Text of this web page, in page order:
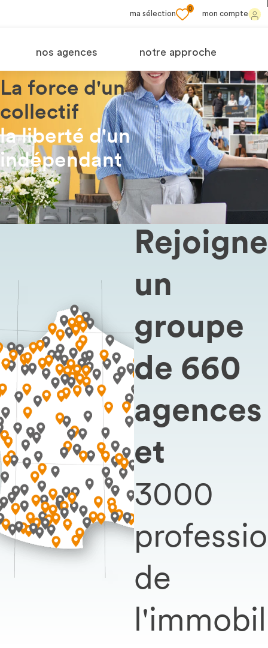
ma sélection
0
mon compte
nos agences notre approche
La force d'un
collectif
la liberté d'un
indépendant
un
groupe
de 660
agences
et
3000
de